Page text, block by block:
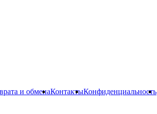
и обменаКонтактыКонфиденциальность